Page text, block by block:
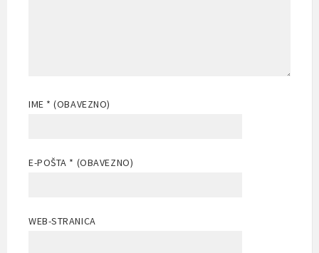
IME * (OBAVEZNO)
E-POŠTA * (OBAVEZNO)
WEB-STRANICA